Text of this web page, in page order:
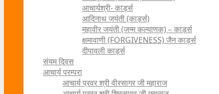
आचार्यश्री- कार्ड्स
आदिनाथ जयंती (कार्ड्स)
महावीर जयंती (जन्म कल्याणक) – कार्ड्स
क्षमावाणी (FORGIVENESS) जैन कार्ड्स
दीपावली कार्ड्स
संयम दिवस
आचार्य परम्परा
आचार्य प्रवर श्री वीरसागर जी महाराज